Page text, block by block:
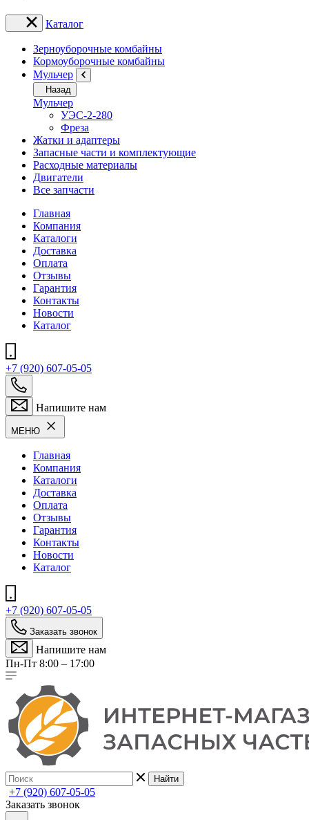
Каталог
Зерноуборочные комбайны
Кормоуборочные комбайны
Мульчер
Назад
Мульчер
УЭС-2-280
Фреза
Жатки и адаптеры
Запасные части и комплектующие
Расходные материалы
Двигатели
Все запчасти
Главная
Компания
Каталоги
Доставка
Оплата
Отзывы
Гарантия
Контакты
Новости
Каталог
+7 (920) 607-05-05
Напишите нам
МЕНЮ
Главная
Компания
Каталоги
Доставка
Оплата
Отзывы
Гарантия
Контакты
Новости
Каталог
+7 (920) 607-05-05
Заказать звонок
Напишите нам
Пн-Пт 8:00 – 17:00
Найти
+7 (920) 607-05-05
Заказать звонок